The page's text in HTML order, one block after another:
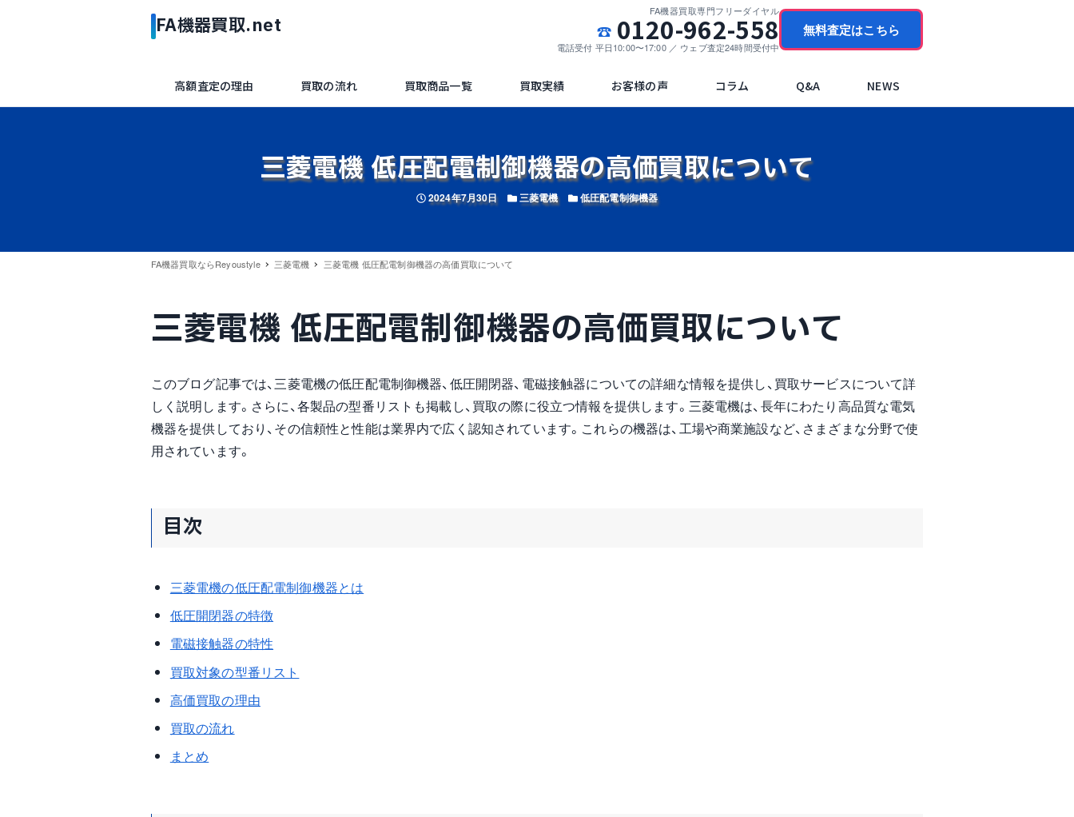
FA機器買取専門フリーダイヤル
0120-962-558
電話受付 平日10:00〜17:00 ／ ウェブ査定24時間受付中
無料査定はこちら
高額査定の理由 買取の流れ 買取商品一覧 買取実績 お客様の声 コラム Q&A NEWS
三菱電機 低圧配電制御機器の高価買取について
投稿日
2024年7月30日 カテゴリー
三菱電機 カテゴリー
低圧配電制御機器
FA機器買取ならReyoustyle 三菱電機 三菱電機 低圧配電制御機器の高価買取について
三菱電機 低圧配電制御機器の高価買取について
このブログ記事では、三菱電機の低圧配電制御機器、低圧開閉器、電磁接触器についての詳細な情報を提供し、買取サービスについて詳
しく説明します。さらに、各製品の型番リストも掲載し、買取の際に役立つ情報を提供します。三菱電機は、長年にわたり高品質な電気
機器を提供しており、その信頼性と性能は業界内で広く認知されています。これらの機器は、工場や商業施設など、さまざまな分野で使
用されています。
目次
三菱電機の低圧配電制御機器とは
低圧開閉器の特徴
電磁接触器の特性
買取対象の型番リスト
高価買取の理由
買取の流れ
まとめ